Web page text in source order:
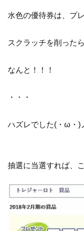
水色の優待券は、プ
スクラッチを削ったら
なんと！！！
・・・
ハズレでした(・ω・)
抽選に当選すれば、